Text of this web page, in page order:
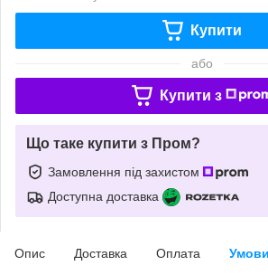
Купити
або
Купити з
Що таке купити з Пром?
Замовлення під захистом
Доступна доставка
Опис Доставка Оплата